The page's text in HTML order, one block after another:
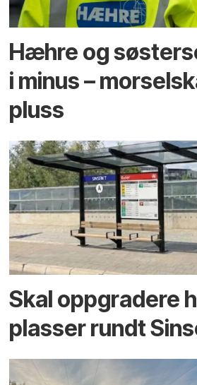
Hæhre og
i minus –
pluss
Skal oppgradere
plasser rundt